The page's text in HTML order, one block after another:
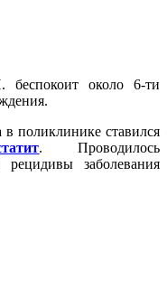
беспокоит около 6-ти
в поликлинике ставился
. Проводилось
рецидивы заболевания